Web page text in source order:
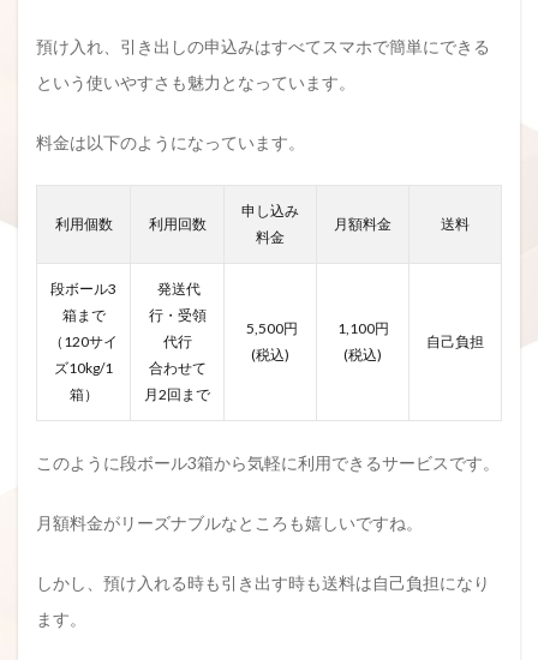
預け入れ、引き出しの申込みはすべてスマホで簡単にできる
という使いやすさも魅力となっています。
料金は以下のようになっています。
利用個数 利用回数
申し込み
料金
月額料金 送料
段ボール3
箱まで
（120サイ
ズ10kg/1
箱）
発送代
行・受領
代行
合わせて
月2回まで
5,500円
(税込)
1,100円
(税込)
自己負担
このように段ボール3箱から気軽に利用できるサービスです。
月額料金がリーズナブルなところも嬉しいですね。
しかし、預け入れる時も引き出す時も送料は自己負担になり
ます。